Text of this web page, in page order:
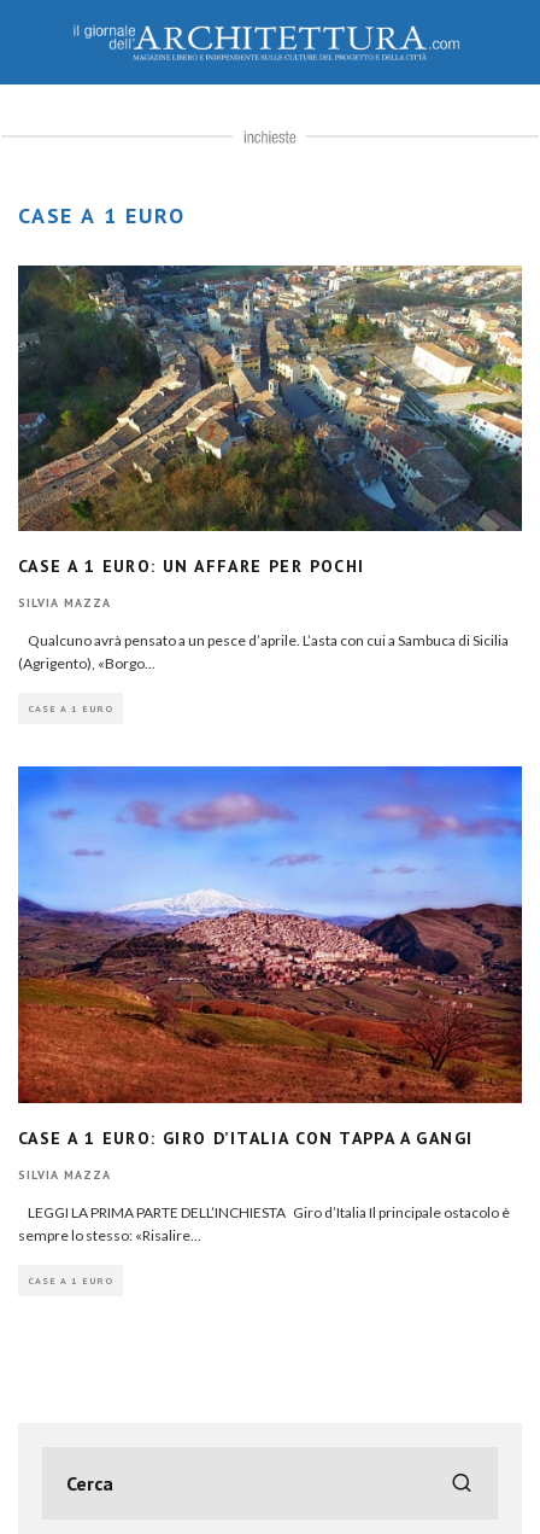
CASE A 1 EURO
CASE A 1 EURO: UN AFFARE PER POCHI
SILVIA MAZZA
Qualcuno avrà pensato a un pesce d’aprile. L’asta con cui a Sambuca di Sicilia
(Agrigento), «Borgo...
CASE A 1 EURO
CASE A 1 EURO: GIRO D’ITALIA CON TAPPA A GANGI
SILVIA MAZZA
LEGGI LA PRIMA PARTE DELL’INCHIESTA Giro d’Italia Il principale ostacolo è
sempre lo stesso: «Risalire
CASE A 1 EURO